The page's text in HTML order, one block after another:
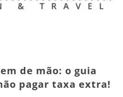
de mão: o guia
pagar taxa extra!